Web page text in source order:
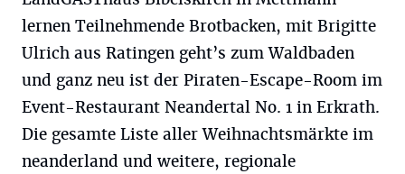
lernen Teilnehmende Brotbacken, mit Brigitte
Ulrich aus Ratingen geht’s zum Waldbaden
und ganz neu ist der Piraten-Escape-Room im
Event-Restaurant Neandertal No. 1 in Erkrath.
Die gesamte Liste aller Weihnachtsmärkte im
neanderland und weitere, regionale